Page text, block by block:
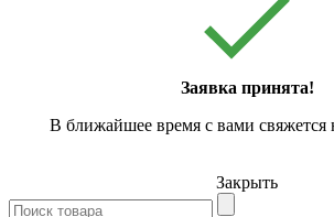
Заявка принята!
В ближайшее время с вами
Закрыть